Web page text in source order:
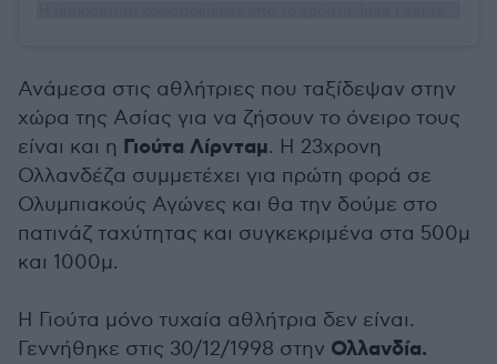
Ανάμεσα στις αθλήτριες που ταξίδεψαν στην
χώρα της Ασίας για να ζήσουν το όνειρο τους
είναι και η Γιούτα Λίρνταμ. Η 23χρονη
Ολλανδέζα συμμετέχει για πρώτη φορά σε
Ολυμπιακούς Αγώνες και θα την δούμε στο
πατινάζ ταχύτητας και συγκεκριμένα στα 500μ
και 1000μ.
Η Γιούτα μόνο τυχαία αθλήτρια δεν είναι.
Γεννήθηκε στις 30/12/1998 στην Ολλανδία.